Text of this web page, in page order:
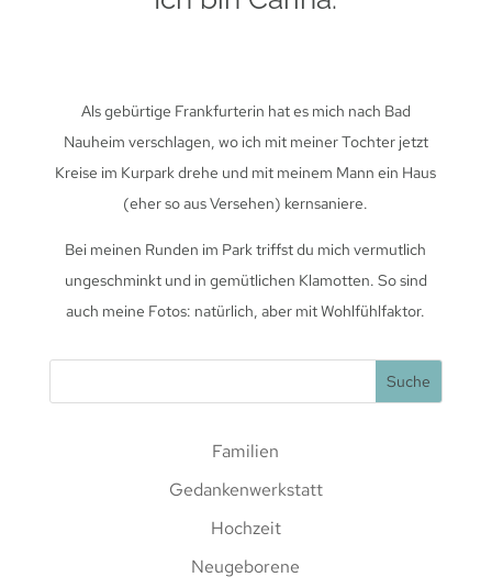
Als gebürtige Frankfurterin hat es mich nach Bad
Nauheim verschlagen, wo ich mit meiner Tochter jetzt
Kreise im Kurpark drehe und mit meinem Mann ein Haus
(eher so aus Versehen) kernsaniere.
Bei meinen Runden im Park triffst du mich vermutlich
ungeschminkt und in gemütlichen Klamotten. So sind
auch meine Fotos: natürlich, aber mit Wohlfühlfaktor.
Familien
Gedankenwerkstatt
Hochzeit
Neugeborene